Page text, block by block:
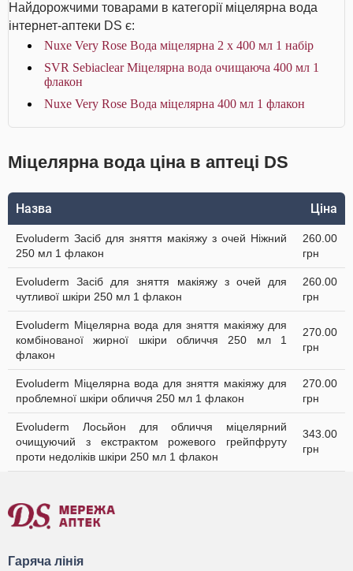
Найдорожчими товарами в категорії міцелярна вода
інтернет-аптеки DS є:
Nuxe Very Rose Вода міцелярна 2 x 400 мл 1 набір
SVR Sebiaclear Міцелярна вода очищаюча 400 мл 1
флакон
Nuxe Very Rose Вода міцелярна 400 мл 1 флакон
Міцелярна вода ціна в аптеці DS
Назва Ціна
Evoluderm Засіб для зняття макіяжу з очей Ніжний
250 мл 1 флакон
260.00
грн
Evoluderm Засіб для зняття макіяжу з очей для
чутливої шкіри 250 мл 1 флакон
260.00
грн
Evoluderm Міцелярна вода для зняття макіяжу для
комбінованої жирної шкіри обличчя 250 мл 1
флакон
270.00
грн
Evoluderm Міцелярна вода для зняття макіяжу для
проблемної шкіри обличчя 250 мл 1 флакон
270.00
грн
Evoluderm Лосьйон для обличчя міцелярний
очищуючий з екстрактом рожевого грейпфруту
проти недоліків шкіри 250 мл 1 флакон
343.00
грн
Гаряча лінія